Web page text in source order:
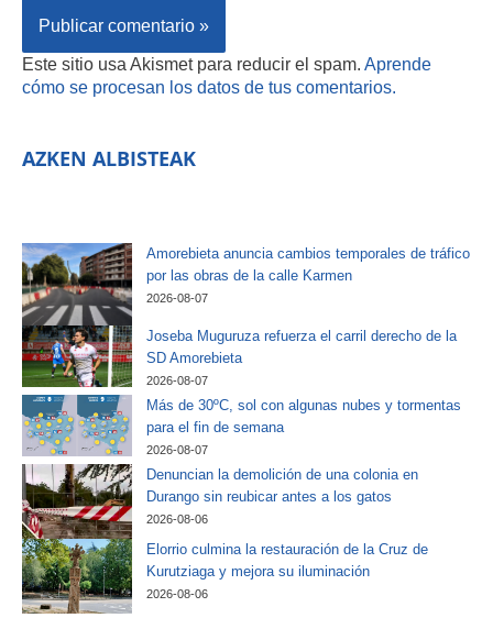
Este sitio usa Akismet para reducir el spam. Aprende
cómo se procesan los datos de tus comentarios.
AZKEN ALBISTEAK
Amorebieta anuncia cambios temporales de tráfico
por las obras de la calle Karmen
2026-08-07
Joseba Muguruza refuerza el carril derecho de la
SD Amorebieta
2026-08-07
Más de 30ºC, sol con algunas nubes y tormentas
para el fin de semana
2026-08-07
Denuncian la demolición de una colonia en
Durango sin reubicar antes a los gatos
2026-08-06
Elorrio culmina la restauración de la Cruz de
Kurutziaga y mejora su iluminación
2026-08-06